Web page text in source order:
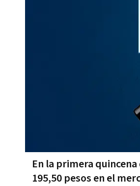
En la primera
195,50 pesos en el